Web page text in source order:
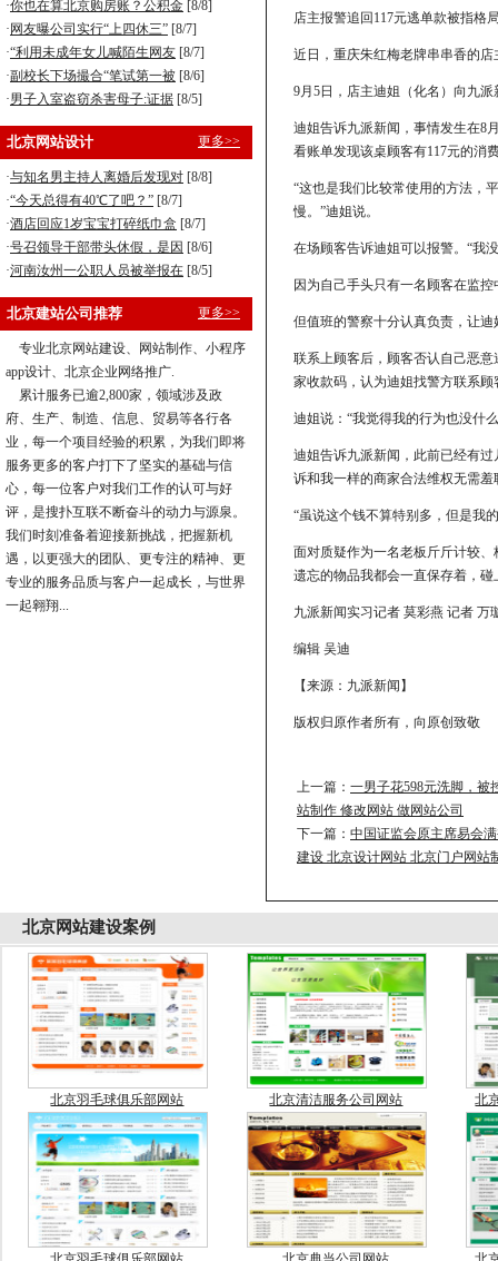
·你也在算北京购房账？公积金 [8/8]
· 网友曝公司实行“上四休三” [8/7]
·“利用未成年女儿喊陌生网友 [8/7]
·副校长下场撮合“笔试第一被 [8/6]
·男子入室盗窃杀害母子:证据 [8/5]
北京网站设计 更多>>
·与知名男主持人离婚后发现对 [8/8]
·“今天总得有40℃了吧？” [8/7]
·酒店回应1岁宝宝打碎纸巾盒 [8/7]
·号召领导干部带头休假，是因 [8/6]
·河南汝州一公职人员被举报在 [8/5]
北京建站公司推荐 更多>>
专业北京网站建设、网站制作、小程序
app设计、北京企业网络推广.
累计服务已逾2,800家，领域涉及政
府、生产、制造、信息、贸易等各行各
业，每一个项目经验的积累，为我们即将
服务更多的客户打下了坚实的基础与信
心，每一位客户对我们工作的认可与好
评，是搜扑互联不断奋斗的动力与源泉。
我们时刻准备着迎接新挑战，把握新机
遇，以更强大的团队、更专注的精神、更
专业的服务品质与客户一起成长，与世界
一起翱翔...
店主报警追回117元逃单款被指格
近日，重庆朱红梅老牌串串香的
9月5日，店主迪姐（化名）向九
迪姐告诉九派新闻，事情发生在8
看账单发现该桌顾客有117元的消
“这也是我们比较常使用的方法，
慢。”迪姐说。
在场顾客告诉迪姐可以报警。“我
因为自己手头只有一名顾客在监
但值班的警察十分认真负责，让
联系上顾客后，顾客否认自己恶
家收款码，认为迪姐找警方联系
迪姐说：“我觉得我的行为也没什
迪姐告诉九派新闻，此前已经有
诉和我一样的商家合法维权无需羞
“虽说这个钱不算特别多，但是我
面对质疑作为一名老板斤斤计较
遗忘的物品我都会一直保存着，
九派新闻实习记者 莫彩燕 记者 万
编辑 吴迪
【来源：九派新闻】
版权归原作者所有，向原创致敬
上一篇： 一男子花598元洗脚，被
站制作 修改网站 做网站公司
下一篇： 中国证监会原主席易会
建设 北京设计网站 北京门户网站
北京网站建设案例
北京羽毛球俱乐部网站 北京清洁服务公司网站 北